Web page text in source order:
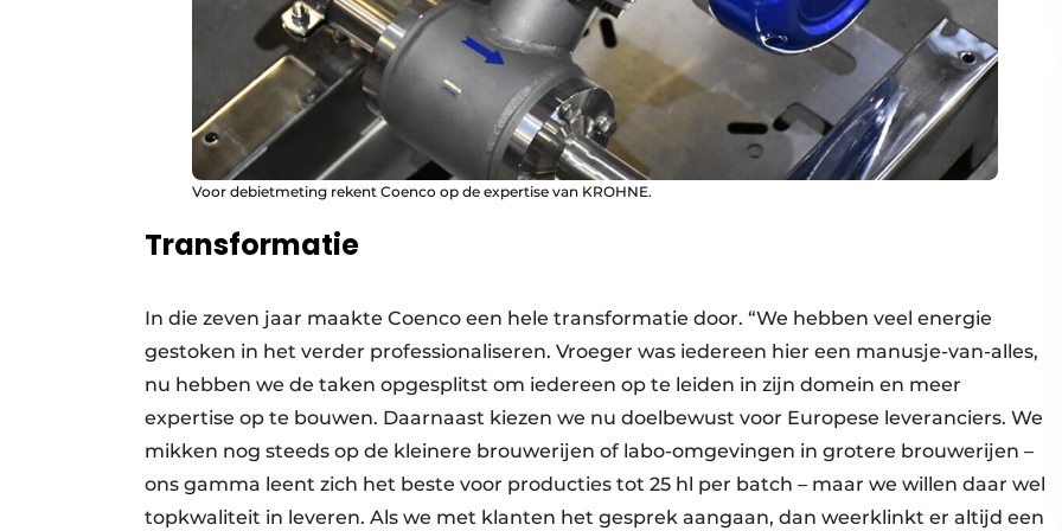
Voor debietmeting rekent Coenco op de expertise van KROHNE.
Transformatie
In die zeven jaar maakte Coenco een hele transformatie door. “We hebben veel energie
gestoken in het verder professionaliseren. Vroeger was iedereen hier een manusje-van-alles,
nu hebben we de taken opgesplitst om iedereen op te leiden in zijn domein en meer
expertise op te bouwen. Daarnaast kiezen we nu doelbewust voor Europese leveranciers. We
mikken nog steeds op de kleinere brouwerijen of labo-omgevingen in grotere brouwerijen –
ons gamma leent zich het beste voor producties tot 25 hl per batch – maar we willen daar wel
topkwaliteit in leveren. Als we met klanten het gesprek aangaan, dan weerklinkt er altijd een